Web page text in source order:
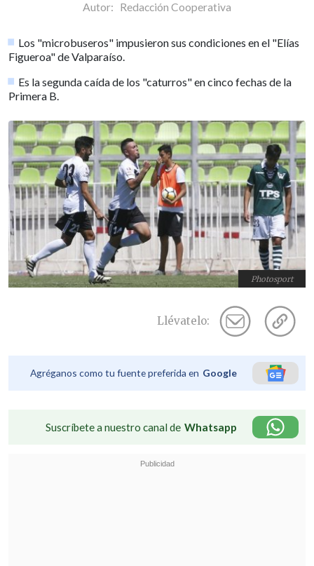
Autor: Redacción Cooperativa
Los "microbuseros" impusieron sus condiciones en el "Elías
Figueroa" de Valparaíso.
Es la segunda caída de los "caturros" en cinco fechas de la
Primera B.
Photosport
Llévatelo:
Agréganos como tu fuente preferida en Google
Suscríbete a nuestro canal de Whatsapp